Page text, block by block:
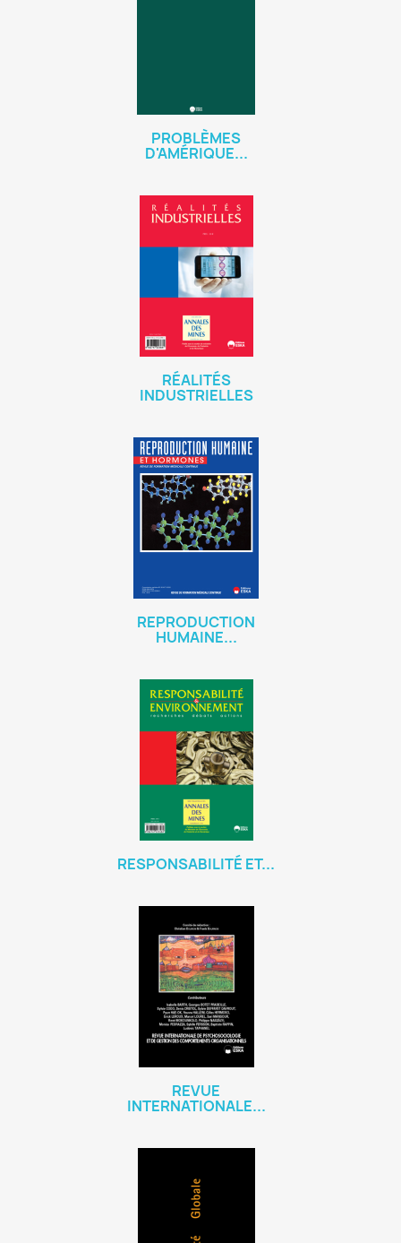
PROBLÈMES
D'AMÉRIQUE...
RÉALITÉS
INDUSTRIELLES
REPRODUCTION
HUMAINE...
RESPONSABILITÉ ET...
REVUE
INTERNATIONALE...